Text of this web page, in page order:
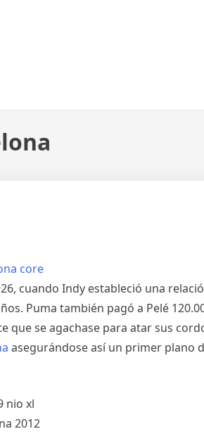
cuando Indy estableció una
Puma también pagó a Pelé
que se agachase para atar sus
asegurándose así un primer plano